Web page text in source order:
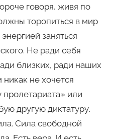
говоря, живя по
торопиться в мир
заняться
Не ради себя
близких, ради наших
не хочется
пролетариата» или
другую диктатуру.
Сила свободной